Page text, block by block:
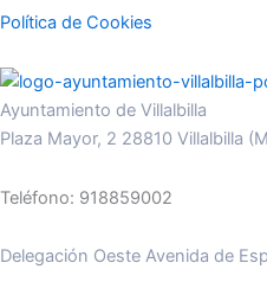
Política de Cookies
Ayuntamiento de Villalbilla
Plaza Mayor, 2 28810 Villalbilla
Teléfono: 918859002
Delegación Oeste Avenida de